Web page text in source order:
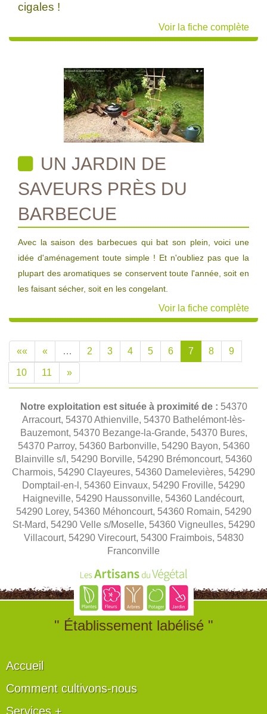
cigales !
Voir la fiche complète
UN JARDIN DE
SAVEURS PRÈS DU
BARBECUE
Avec la saison des barbecues qui bat son plein, voici une
idée d'aménagement toute simple ! Et n'oubliez pas que la
plupart des aromatiques se conservent toute l'année, soit en
les faisant sécher, soit en les congelant.
Voir la fiche complète
«« « … 2 3 4 5 6 7 8 9
10 11 »
Notre exploitation est située à proximité de : 54370
Arracourt, 54370 Athienville, 54370 Bathelémont-lès-
Bauzemont, 54370 Bezange-la-Grande, 54370 Bures,
54370 Parroy, 54360 Barbonville, 54290 Bayon, 54360
Blainville s/l, 54290 Borville, 54290 Brémoncourt, 54360
Charmois, 54290 Clayeures, 54360 Damelevières, 54290
Domptail-en-l, 54360 Einvaux, 54290 Froville, 54290
Haigneville, 54290 Haussonville, 54360 Landécourt,
54290 Lorey, 54360 Méhoncourt, 54360 Romain, 54290
St-Mard, 54290 Velle s/Moselle, 54360 Vigneulles, 54290
Villacourt, 54290 Virecourt, 54300 Fraimbois, 54830
Franconville
" Établissement labélisé "
Accueil
Comment cultivons-nous
Services +